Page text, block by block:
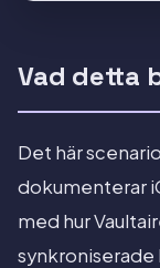
Vad detta
Det här
dokumenterar
med hur